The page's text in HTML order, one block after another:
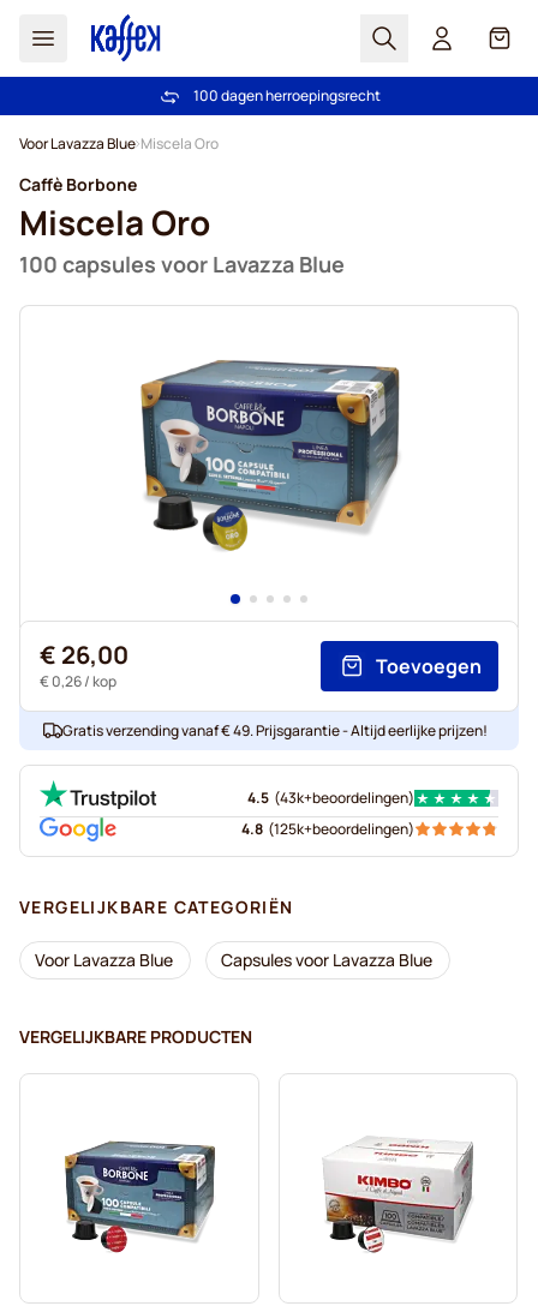
Zoek Cart
Gratis verzending vanaf € 49
100 dagen herroepingsrecht
Voor Lavazza Blue Miscela Oro
Caffè Borbone
Miscela Oro
100 capsules voor Lavazza Blue
€ 26,00
€ 0,26/ kop
Toevoegen
Gratis verzending vanaf € 49. Prijsgarantie - Altijd eerlijke prijzen!
4.5 (43k+beoordelingen)
4.8 (125k+beoordelingen)
VERGELIJKBARE CATEGORIËN
Voor Lavazza Blue Capsules voor Lavazza Blue
VERGELIJKBARE PRODUCTEN